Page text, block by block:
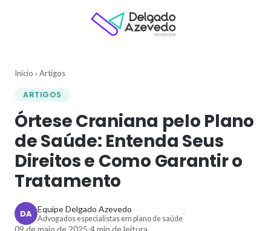
Início › Artigos
ARTIGOS
Órtese Craniana pelo Plano
de Saúde: Entenda Seus
Direitos e Como Garantir o
Tratamento
DA Equipe Delgado Azevedo
Advogados especialistas em plano de saúde